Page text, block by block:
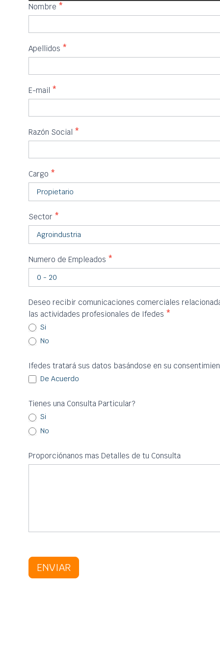
IFEDES
Nombre *
Apellidos *
E-mail *
Razón Social *
Cargo *
Sector *
Numero de Empleados *
Deseo recibir comunicaciones comerciales
las actividades profesionales de Ifedes *
Si
No
Ifedes tratará sus datos basándose en su
De Acuerdo
Tienes una Consulta Particular?
Si
No
Proporciónanos mas Detalles de tu Consulta
ENVIAR